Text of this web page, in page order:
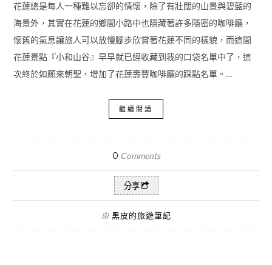
花蓮總是每人一種難以忘卻的情懷，除了有壯闊的山景與碧藍的
海景外，其實在花蓮的鄉間小路中也隱藏著許多隱密的咖啡廳，
懷舊的氣息讓旅人可以放慢腳步欣賞著花蓮不同的樣貌，而這間
花蓮景點『小和山谷』早早就已經收藏到我的口袋名單中了，這
次終於如願來朝聖，增加了花蓮壽豐咖啡廳的踩點名單。…
繼續閱讀
0 Comments
分享
由 黑皮的旅遊筆記